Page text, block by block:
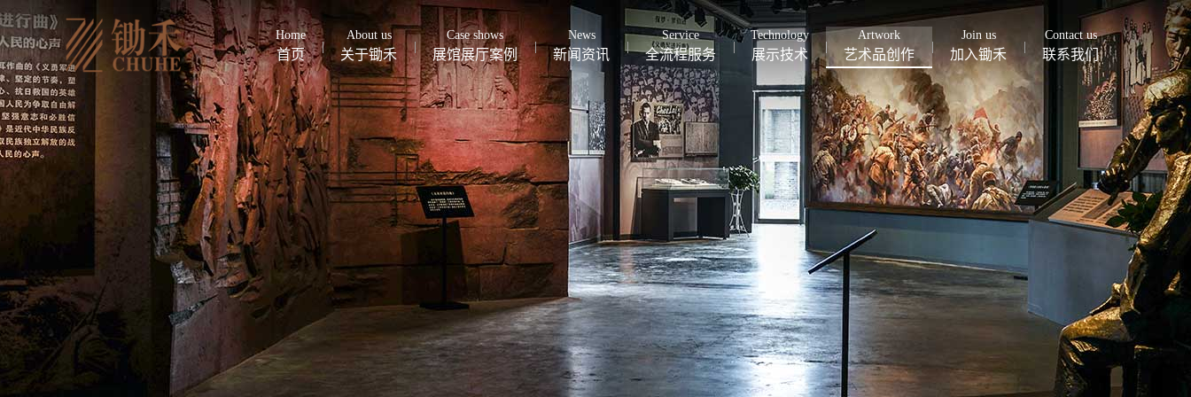
首页
Home
关于锄禾
About us
展馆展厅案例
Case shows
新闻资讯
News
全流程服务
Service
展示技术
Technology
艺术品创作
Artwork
加入锄禾
Join us
联系我们
Contact us